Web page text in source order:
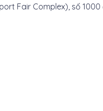
Fair Complex), số